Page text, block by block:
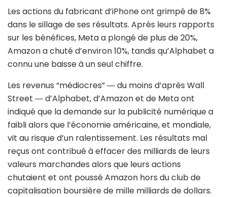
Les actions du fabricant d’iPhone ont grimpé de 8%
dans le sillage de ses résultats. Après leurs rapports
sur les bénéfices, Meta a plongé de plus de 20%,
Amazon a chuté d’environ 10%, tandis qu’Alphabet a
connu une baisse à un seul chiffre.
Les revenus “médiocres” ― du moins d’après Wall
Street ― d’Alphabet, d’Amazon et de Meta ont
indiqué que la demande sur la publicité numérique a
faibli alors que l’économie américaine, et mondiale,
vit au risque d’un ralentissement. Les résultats mal
reçus ont contribué à effacer des milliards de leurs
valeurs marchandes alors que leurs actions
chutaient et ont poussé Amazon hors du club de
capitalisation boursière de mille milliards de dollars.